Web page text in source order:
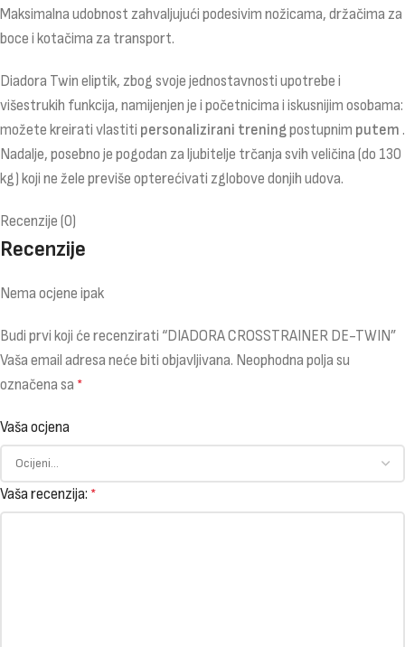
Maksimalna udobnost zahvaljujući podesivim nožicama, držačima za
boce i kotačima za transport.
Diadora Twin eliptik, zbog svoje jednostavnosti upotrebe i
višestrukih funkcija, namijenjen je i početnicima i iskusnijim osobama:
možete kreirati vlastiti personalizirani treningpostupnim putem .
Nadalje, posebno je pogodan za ljubitelje trčanja svih veličina (do 130
kg) koji ne žele previše opterećivati ​​zglobove donjih udova.
Recenzije (0)
Recenzije
Nema ocjene ipak
Budi prvi koji će recenzirati “DIADORA CROSSTRAINER DE-TWIN”
Vaša email adresa neće biti objavljivana. Neophodna polja su
označena sa *
Vaša ocjena
Vaša recenzija: *